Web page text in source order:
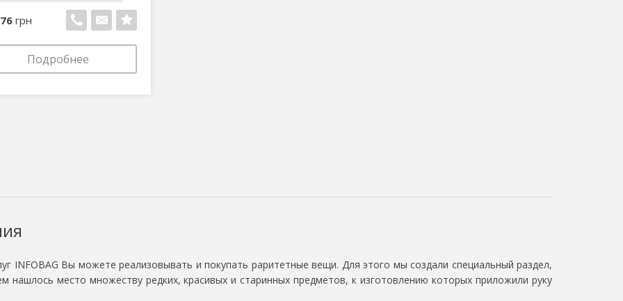
грн
Подробнее
INFOBAG Вы можете реализовывать и покупать раритетные вещи. Для этого мы создали специальный раздел,
нашлось место множеству редких, красивых и старинных предметов, к изготовлению которых приложили руку